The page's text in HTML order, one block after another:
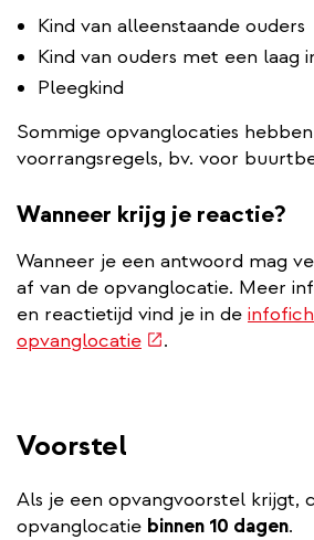
Kind van alleenstaande ouders
Kind van ouders met een laag
Pleegkind
Sommige opvanglocaties
voorrangsregels, bv. voor
Wanneer krijg je reactie?
Wanneer je een antwoord mag
af van de opvanglocatie. Meer
en reactietijd vind je in de
opvanglocatie(externe
.
Voorstel
Als je een opvangvoorstel krijgt,
opvanglocatie binnen 10 dagen.